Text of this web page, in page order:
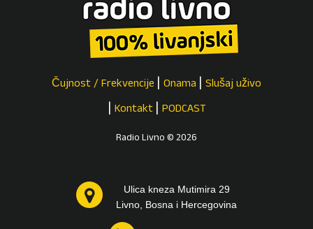
Čujnost / Frekvencije Onama Slušaj uživo
Kontakt PODCAST
Radio Livno © 2026
Ulica kneza Mutimira 29
Livno, Bosna i Hercegovina